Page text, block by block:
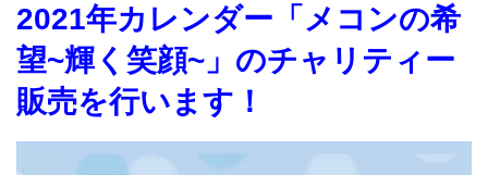
2021年カレンダー「メコンの希
望~輝く笑顔~」のチャリティー
販売を行います！